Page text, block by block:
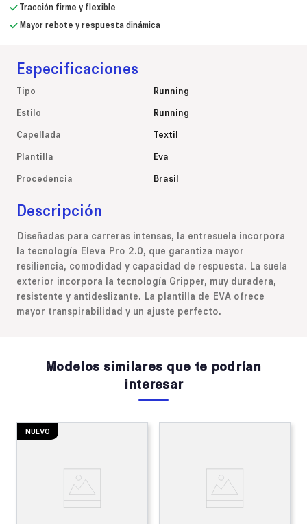
Tracción firme y flexible
Mayor rebote y respuesta dinámica
Especificaciones
Tipo
Running
Estilo
Running
Capellada
Textil
Plantilla
Eva
Procedencia
Brasil
Descripción
Diseñadas para carreras intensas, la entresuela incorpora
la tecnología Eleva Pro 2.0, que garantiza mayor
resiliencia, comodidad y capacidad de respuesta. La suela
exterior incorpora la tecnología Gripper, muy duradera,
resistente y antideslizante. La plantilla de EVA ofrece
mayor transpirabilidad y un ajuste perfecto.
Modelos similares que te podrían
interesar
NUEVO